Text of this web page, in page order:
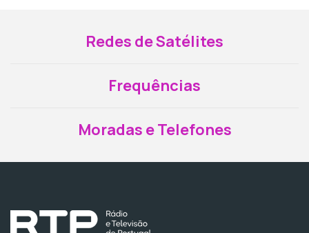
Redes de Satélites
Frequências
Moradas e Telefones